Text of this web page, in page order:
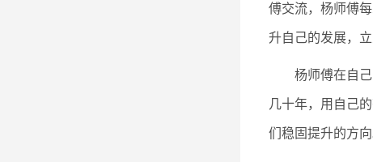
傅交流，杨师傅
升自己的发展，
杨师傅在自
几十年，用自己
们稳固提升的方向